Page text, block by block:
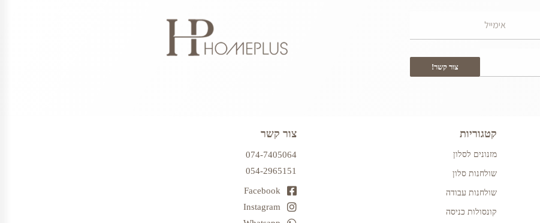
צור קשר!
קטגוריות
מזנונים לסלון
שולחנות סלון
שולחנות עבודה
קונסולות כניסה
צור קשר
074-7405064
054-2965151
Facebook
Instagram